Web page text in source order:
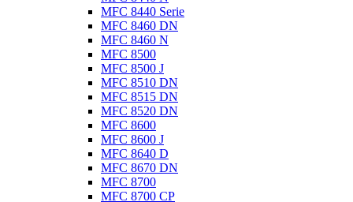
MFC 8440 Serie
MFC 8460 DN
MFC 8460 N
MFC 8500
MFC 8500 J
MFC 8510 DN
MFC 8515 DN
MFC 8520 DN
MFC 8600
MFC 8600 J
MFC 8640 D
MFC 8670 DN
MFC 8700
MFC 8700 CP